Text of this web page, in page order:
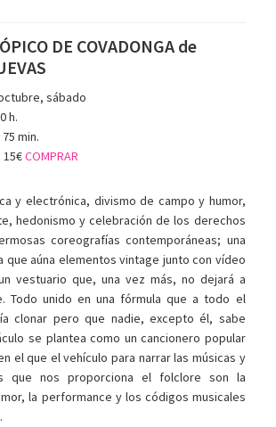
DE COVADONGA de
sábado
h.
75 min.
15€COMPRAR
y electrónica, divismo de campo y humor,
hedonismo y celebración de los derechos
coreografías contemporáneas; una
que aúna elementos vintage junto con vídeo
vestuario que, una vez más, no dejará a
Todo unido en una fórmula que a todo el
clonar pero que nadie, excepto él, sabe
se plantea como un cancionero popular
el que el vehículo para narrar las músicas y
que nos proporciona el folclore son la
la performance y los códigos musicales